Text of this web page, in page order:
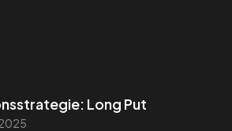
Long Put